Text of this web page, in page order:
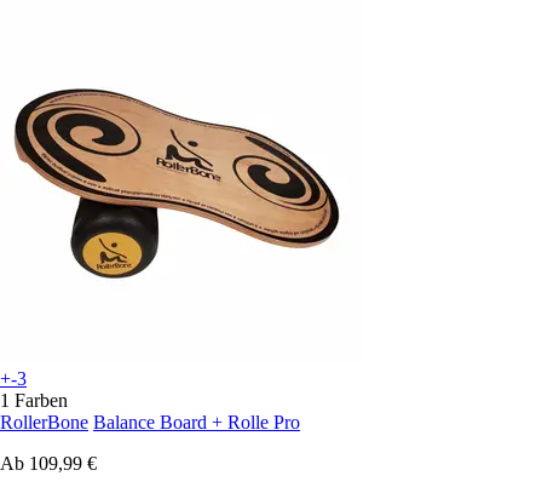
+-3
1 Farben
RollerBone Balance Board + Rolle Pro
Ab 109,99 €